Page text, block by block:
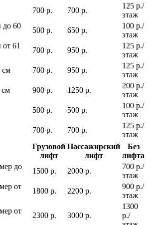
700 р. 700 р.
125 р./
этаж
до 60
500 р. 650 р.
100 р./
этаж
61
700 р. 950 р.
125 р./
этаж
см
700 р. 950 р.
125 р./
этаж
см
900 р. 1250 р.
200 р./
этаж
500 р. 500 р.
100 р./
этаж
700 р. 700 р.
125 р./
этаж
Грузовой
лифт
Пассажирский
лифт
Без
лифта
до
1500 р. 2000 р.
700 р./
этаж
от
1800 р. 2200 р.
900 р./
этаж
от
2300 р. 3000 р.
1300
р./